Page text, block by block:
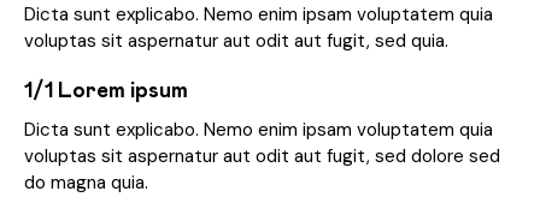
Dicta sunt explicabo. Nemo enim ipsam voluptatem quia
voluptas sit aspernatur aut odit aut fugit, sed quia.
1/1 Lorem ipsum
Dicta sunt explicabo. Nemo enim ipsam voluptatem quia
voluptas sit aspernatur aut odit aut fugit, sed dolore sed
do magna quia.